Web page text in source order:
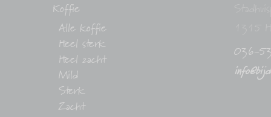
Koffie
Alle koffie
Heel sterk
Heel zacht
Mild
Sterk
Zacht
036-